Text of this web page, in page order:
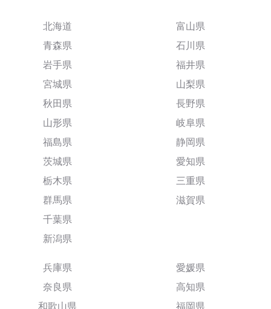
北海道
青森県
岩手県
宮城県
秋田県
山形県
福島県
茨城県
栃木県
群馬県
千葉県
新潟県
富山県
石川県
福井県
山梨県
長野県
岐阜県
静岡県
愛知県
三重県
滋賀県
兵庫県
奈良県
和歌山県
愛媛県
高知県
福岡県